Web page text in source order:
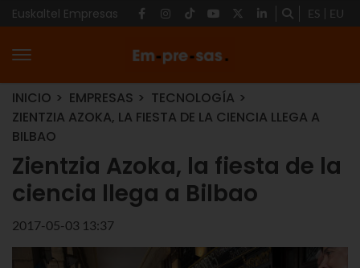
Euskaltel Empresas ES EU
INICIO EMPRESAS
TECNOLOGÍA
ZIENTZIA AZOKA, LA FIESTA DE LA CIENCIA LLEGA A
BILBAO
Zientzia Azoka, la fiesta de la
ciencia llega a Bilbao
2017-05-03 13:37